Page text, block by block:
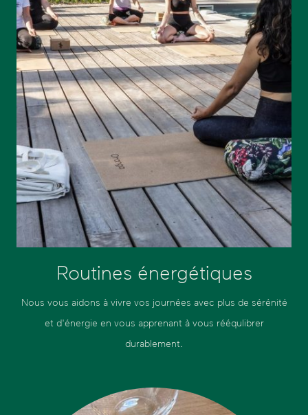
Routines énergétiques
Nous vous aidons à vivre vos journées avec plus de sérénité
et d'énergie en vous apprenant à vous rééqulibrer
durablement.